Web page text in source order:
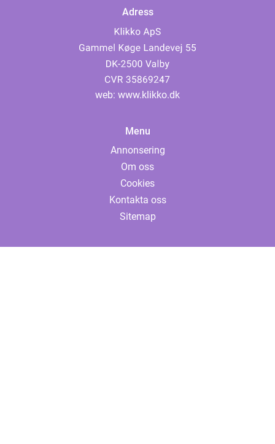
Adress
web: www.klikko.dk
Menu
Annonsering
Om oss
Cookies
Kontakta oss
Sitemap